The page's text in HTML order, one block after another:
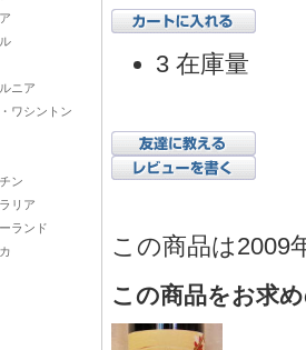
ニア
ワシントン
ン
リア
ランド
3 在庫量
この商品は2009
この商品をお求